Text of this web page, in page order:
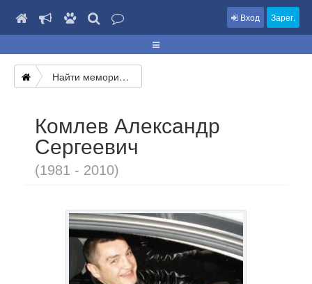
Вход Зарег.
Найти мемориал
Комлев Александр
Сергеевич
(1981 - 2010)